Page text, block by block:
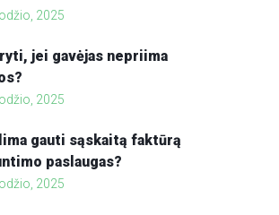
2025
jei gavėjas nepriima
2025
gauti sąskaitą faktūrą
paslaugas?
2025